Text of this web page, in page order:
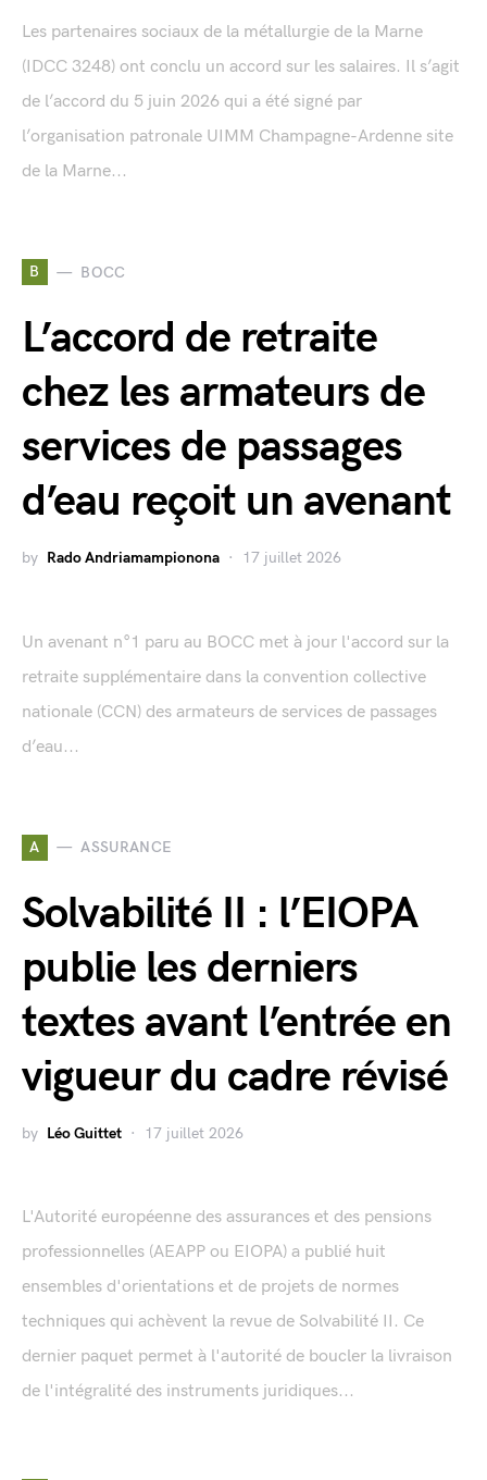
Les partenaires sociaux de la métallurgie de la Marne
(IDCC 3248) ont conclu un accord sur les salaires. Il s’agit
de l’accord du 5 juin 2026 qui a été signé par
l’organisation patronale UIMM Champagne-Ardenne site
de la Marne...
B BOCC
L’accord de retraite
chez les armateurs de
services de passages
d’eau reçoit un avenant
by Rado Andriamampionona 17 juillet 2026
Un avenant n°1 paru au BOCC met à jour l'accord sur la
retraite supplémentaire dans la convention collective
nationale (CCN) des armateurs de services de passages
d’eau...
A ASSURANCE
Solvabilité II : l’EIOPA
publie les derniers
textes avant l’entrée en
vigueur du cadre révisé
by Léo Guittet 17 juillet 2026
L'Autorité européenne des assurances et des pensions
professionnelles (AEAPP ou EIOPA) a publié huit
ensembles d'orientations et de projets de normes
techniques qui achèvent la revue de Solvabilité II. Ce
dernier paquet permet à l'autorité de boucler la livraison
de l'intégralité des instruments juridiques...